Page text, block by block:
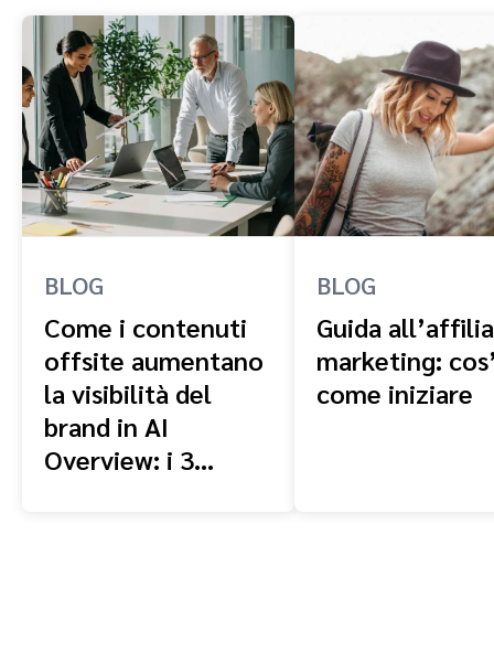
BLOG
Come i contenuti
offsite aumentano
la visibilità del
brand in AI
Overview: i 3
BLOG
Guida
marketing:
come iniziare